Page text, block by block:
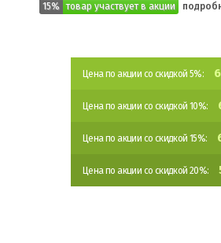
15% товар участвует в акции
Цена по акции со скидкой 5%:
Цена по акции со скидкой 10%:
Цена по акции со скидкой 15%:
Цена по акции со скидкой 20%: